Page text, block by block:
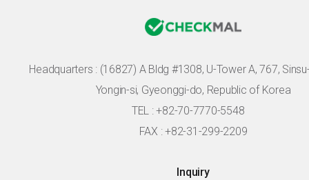
Headquarters : (16827) A Bldg #1308, U-Tower A, 767,
Yongin-si, Gyeonggi-do, Republic of Korea
TEL : +82-70-7770-5548
FAX : +82-31-299-2209
Inquiry